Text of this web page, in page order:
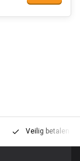
Veilig betalen